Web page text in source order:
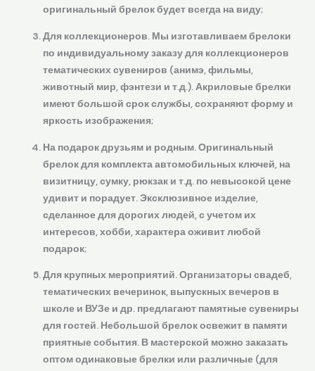
оригинальный брелок будет всегда на виду;
Для коллекционеров. Мы изготавливаем брелоки
по индивидуальному заказу для коллекционеров
тематических сувениров (анимэ, фильмы,
животный мир, фэнтези и т.д.). Акриловые брелки
имеют большой срок службы, сохраняют форму и
яркость изображения;
На подарок друзьям и родным. Оригинальный
брелок для комплекта автомобильных ключей, на
визитницу, сумку, рюкзак и т.д. по невысокой цене
удивит и порадует. Эксклюзивное изделие,
сделанное для дорогих людей, с учетом их
интересов, хобби, характера оживит любой
подарок;
Для крупных мероприятий. Организаторы свадеб,
тематических вечеринок, выпускных вечеров в
школе и ВУЗе и др. предлагают памятные сувениры
для гостей. Небольшой брелок освежит в памяти
приятные события. В мастерской можно заказать
оптом одинаковые брелки или различные (для